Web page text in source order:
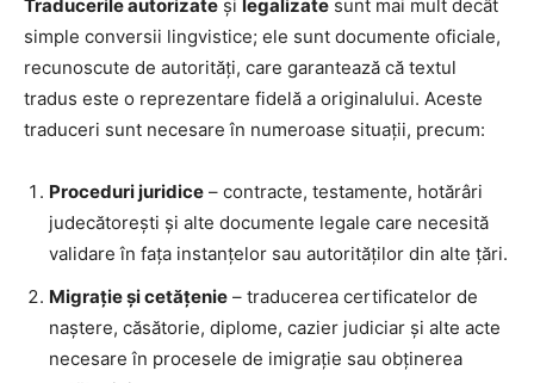
Traducerile autorizate și legalizate sunt mai mult decât
simple conversii lingvistice; ele sunt documente oficiale,
recunoscute de autorități, care garantează că textul
tradus este o reprezentare fidelă a originalului. Aceste
traduceri sunt necesare în numeroase situații, precum:
Proceduri juridice – contracte, testamente, hotărâri
judecătorești și alte documente legale care necesită
validare în fața instanțelor sau autorităților din alte țări.
Migrație și cetățenie – traducerea certificatelor de
naștere, căsătorie, diplome, cazier judiciar și alte acte
necesare în procesele de imigrație sau obținerea